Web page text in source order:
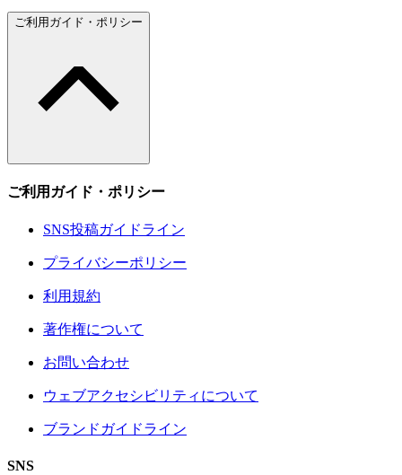
ご利用ガイド・ポリシー
ご利用ガイド・ポリシー
SNS投稿ガイドライン
プライバシーポリシー
利用規約
著作権について
お問い合わせ
ウェブアクセシビリティについて
ブランドガイドライン
SNS